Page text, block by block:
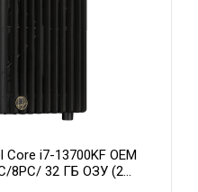
i7-13700KF OEM
8PC/ 32 ГБ ОЗУ (2
384-Bit 3xDP